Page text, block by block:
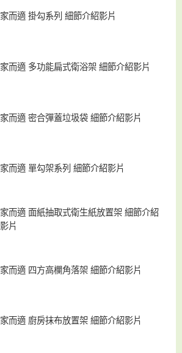
家而適 掛勾系列 細節介紹影片
家而適 多功能扁式衛浴架 細節介紹影片
家而適 密合彈蓋垃圾袋 細節介紹影片
家而適 單勾架系列 細節介紹影片
家而適 面紙抽取式衛生紙放置架 細節介紹
影片
家而適 四方高欄角落架 細節介紹影片
家而適 廚房抹布放置架 細節介紹影片